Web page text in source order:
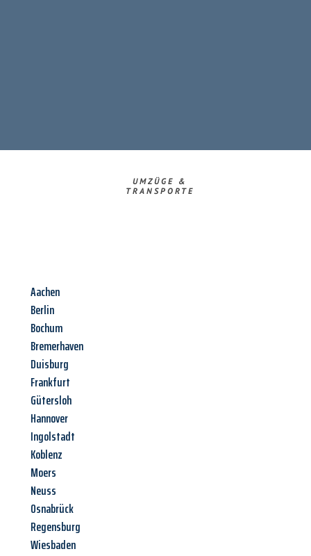
UMZÜGE &
TRANSPORTE
Aachen
Berlin
Bochum
Bremerhaven
Duisburg
Frankfurt
Gütersloh
Hannover
Ingolstadt
Koblenz
Moers
Neuss
Osnabrück
Regensburg
Wiesbaden